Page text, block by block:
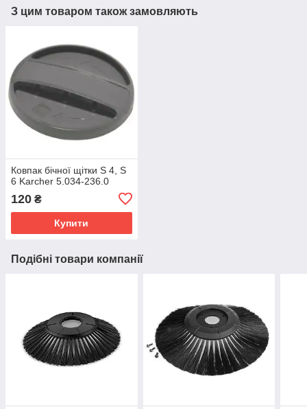
З цим товаром також замовляють
Ковпак бічної щітки S 4, S
6 Karcher 5.034-236.0
120 ₴
Купити
Подібні товари компанії